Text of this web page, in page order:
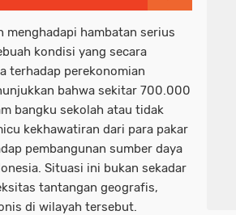
menghadapi hambatan serius
kondisi yang secara
terhadap perekonomian
bahwa sekitar 700.000
bangku sekolah atau tidak
kekhawatiran dari para pakar
pembangunan sumber daya
Situasi ini bukan sekadar
tantangan geografis,
di wilayah tersebut.